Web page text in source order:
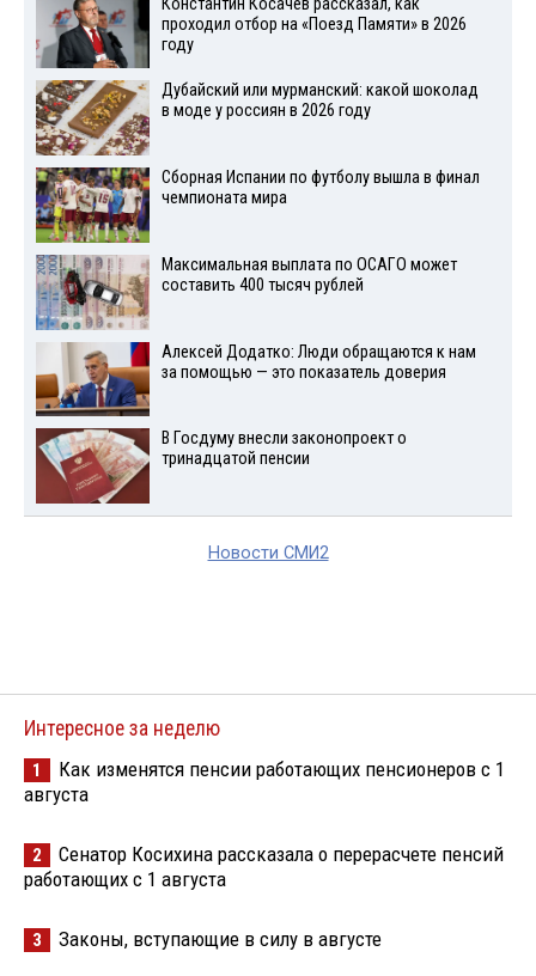
проходил отбор на «Поезд Памяти» в 2026
году
Дубайский или мурманский: какой шоколад
в моде у россиян в 2026 году
Сборная Испании по футболу вышла в финал
чемпионата мира
Максимальная выплата по ОСАГО может
составить 400 тысяч рублей
Алексей Додатко: Люди обращаются к нам
за помощью — это показатель доверия
В Госдуму внесли законопроект о
тринадцатой пенсии
Новости СМИ2
Интересное за неделю
1
Как изменятся пенсии работающих пенсионеров с 1
августа
2
Сенатор Косихина рассказала о перерасчете пенсий
работающих с 1 августа
3 Законы, вступающие в силу в августе